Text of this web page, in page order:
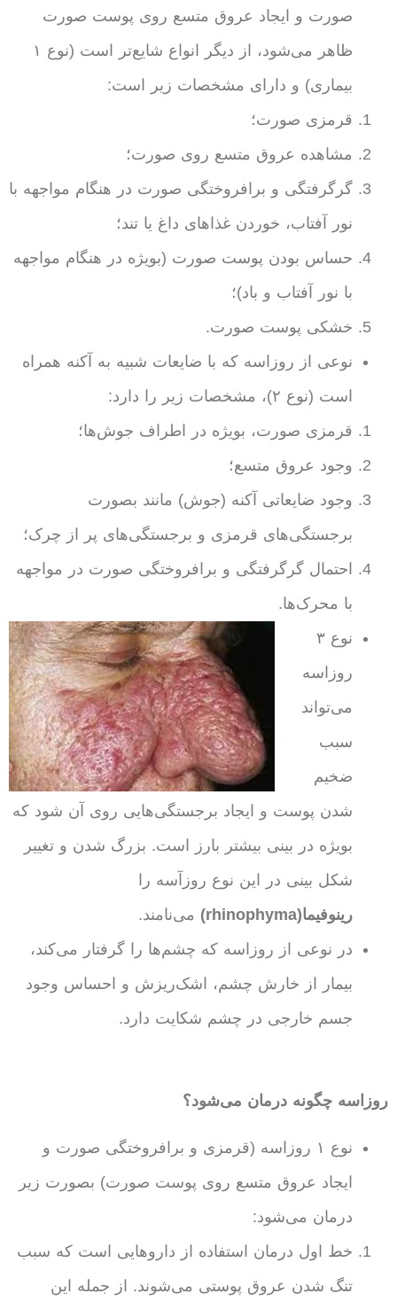
صورت و ایجاد عروق متسع روی پوست صورت
ظاهر می‌شود، از دیگر انواع شایع‌تر است (نوع ۱
بیماری) و دارای مشخصات زیر است:
قرمزی صورت؛
مشاهده عروق متسع روی صورت؛
گرگرفتگی و برافروختگی صورت در هنگام مواجهه با
نور آفتاب، خوردن غذاهای داغ یا تند؛
حساس بودن پوست صورت (بویژه در هنگام مواجهه
با نور آفتاب و باد)؛
خشکی پوست صورت.
نوعی از روزاسه که با ضایعات شبیه به آکنه همراه
است (نوع ۲)، مشخصات زیر را دارد:
قرمزی صورت، بویژه در اطراف جوش‌ها؛
وجود عروق متسع؛
وجود ضایعاتی آکنه (جوش) مانند بصورت
برجستگی‌های قرمزی و برجستگی‌های پر از چرک؛
احتمال گرگرفتگی و برافروختگی صورت در مواجهه
با محرک‌ها.
نوع ۳
روزاسه
می‌تواند
سبب
ضخیم
شدن پوست و ایجاد برجستگی‌هایی روی آن شود که
بویژه در بینی بیشتر بارز است. بزرگ شدن و تغییر
شکل بینی در این نوع روزآسه را
رینوفیما(rhinophyma)
می‌نامند.
در نوعی از روزاسه که چشم‌ها را گرفتار می‌کند،
بیمار از خارش چشم، اشک‌ریزش و احساس وجود
جسم خارجی در چشم شکایت دارد.
روزاسه چگونه درمان می‌شود؟
نوع ۱ روزاسه (قرمزی و برافروختگی صورت و
ایجاد عروق متسع روی پوست صورت) بصورت زیر
درمان می‌شود:
خط اول درمان استفاده از داروهایی است که سبب
تنگ شدن عروق پوستی ‌می‌شوند. از جمله این